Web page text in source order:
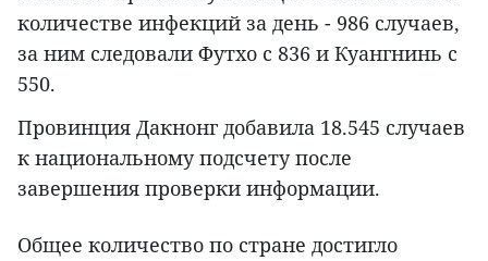
количестве инфекций за день - 986 случаев,
за ним следовали Футхо с 836 и Куангнинь с
550.
Провинция Дакнонг добавила 18.545 случаев
к национальному подсчету после
завершения проверки информации.
Общее количество по стране достигло